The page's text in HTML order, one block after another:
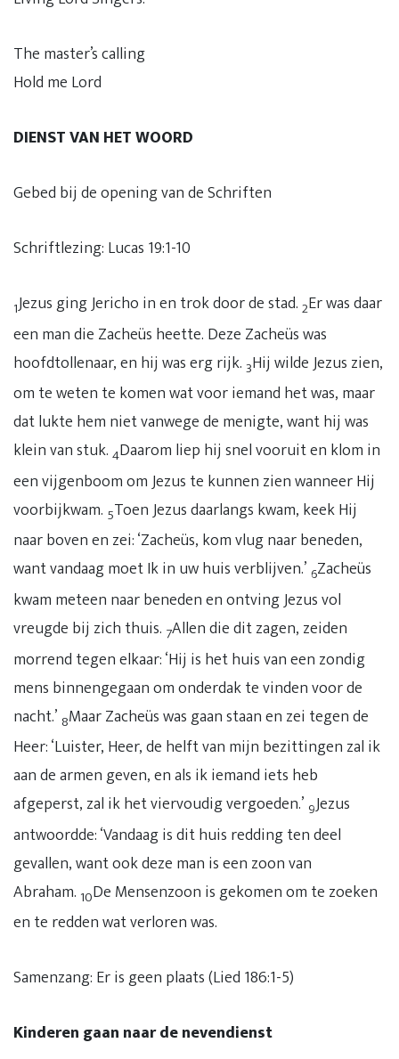
The master’s calling
Hold me Lord
DIENST VAN HET WOORD
Gebed bij de opening van de Schriften
Schriftlezing: Lucas 19:1-10
1Jezus ging Jericho in en trok door de stad. 2Er was daar
een man die Zacheüs heette. Deze Zacheüs was
hoofdtollenaar, en hij was erg rijk. 3Hij wilde Jezus zien,
om te weten te komen wat voor iemand het was, maar
dat lukte hem niet vanwege de menigte, want hij was
klein van stuk. 4Daarom liep hij snel vooruit en klom in
een vijgenboom om Jezus te kunnen zien wanneer Hij
voorbijkwam. 5Toen Jezus daarlangs kwam, keek Hij
naar boven en zei: ‘Zacheüs, kom vlug naar beneden,
want vandaag moet Ik in uw huis verblijven.’ 6Zacheüs
kwam meteen naar beneden en ontving Jezus vol
vreugde bij zich thuis. 7Allen die dit zagen, zeiden
morrend tegen elkaar: ‘Hij is het huis van een zondig
mens binnengegaan om onderdak te vinden voor de
nacht.’ 8Maar Zacheüs was gaan staan en zei tegen de
Heer: ‘Luister, Heer, de helft van mijn bezittingen zal ik
aan de armen geven, en als ik iemand iets heb
afgeperst, zal ik het viervoudig vergoeden.’ 9Jezus
antwoordde: ‘Vandaag is dit huis redding ten deel
gevallen, want ook deze man is een zoon van
Abraham. 10De Mensenzoon is gekomen om te zoeken
en te redden wat verloren was.
Samenzang: Er is geen plaats (Lied 186:1-5)
Kinderen gaan naar de nevendienst